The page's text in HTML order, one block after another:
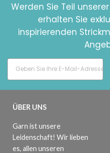
Werden Sie Teil
erhalten Sie
inspirierenden
ÜBER UNS
Garn ist unsere
Leidenschaft! Wir lieben
es, allen unseren